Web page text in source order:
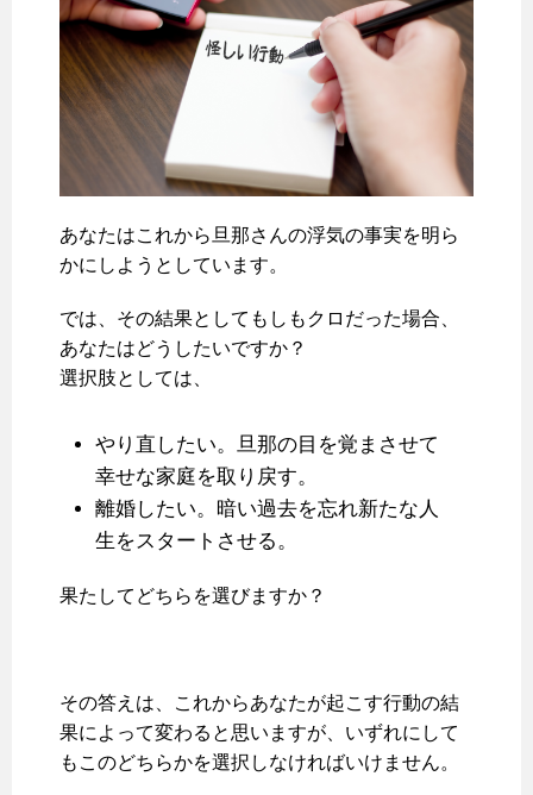
あなたはこれから旦那さんの浮気の事実を明ら
かにしようとしています。
では、その結果としてもしもクロだった場合、
あなたはどうしたいですか？
選択肢としては、
やり直したい。旦那の目を覚まさせて
幸せな家庭を取り戻す。
離婚したい。暗い過去を忘れ新たな人
生をスタートさせる。
果たしてどちらを選びますか？
その答えは、これからあなたが起こす行動の結
果によって変わると思いますが、いずれにして
もこのどちらかを選択しなければいけません。